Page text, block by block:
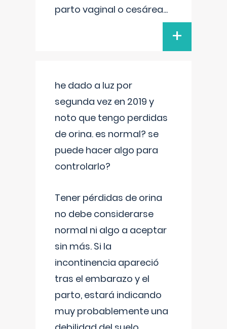
parto vaginal o cesárea...
+
he dado a luz por
segunda vez en 2019 y
noto que tengo perdidas
de orina. es normal? se
puede hacer algo para
controlarlo?
Tener pérdidas de orina
no debe considerarse
normal ni algo a aceptar
sin más. Si la
incontinencia apareció
tras el embarazo y el
parto, estará indicando
muy probablemente una